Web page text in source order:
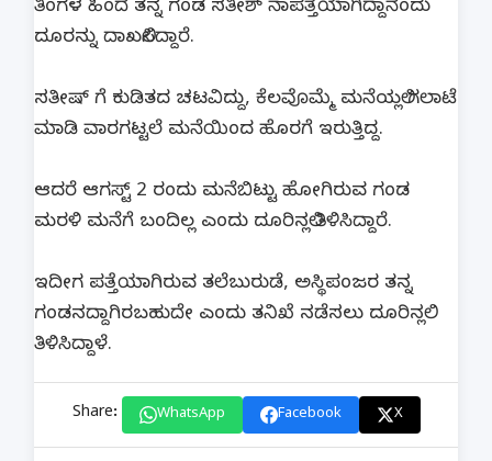
ತಿಂಗಳ ಹಿಂದೆ ತನ್ನ ಗಂಡ ಸತೀಶ್ ನಾಪತ್ತೆಯಾಗಿದ್ದಾನೆಂದು
ದೂರನ್ನು ದಾಖಲಿಸಿದ್ದಾರೆ‌.
ಸತೀಷ್ ಗೆ ಕುಡಿತದ ಚಟವಿದ್ದು, ಕೆಲವೊಮ್ಮೆ ಮನೆಯಲ್ಲಿ ಗಲಾಟೆ
ಮಾಡಿ ವಾರಗಟ್ಟಲೆ ಮನೆಯಿಂದ ಹೊರಗೆ ಇರುತ್ತಿದ್ದ.
ಆದರೆ ಆಗಸ್ಟ್ 2 ರಂದು ಮನೆಬಿಟ್ಟು ಹೋಗಿರುವ ಗಂಡ
ಮರಳಿ ಮನೆಗೆ ಬಂದಿಲ್ಲ ಎಂದು ದೂರಿನಲ್ಲಿ ತಿಳಿಸಿದ್ದಾರೆ.
ಇದೀಗ ಪತ್ತೆಯಾಗಿರುವ ತಲೆಬುರುಡೆ, ಅಸ್ಥಿಪಂಜರ ತನ್ನ
ಗಂಡನದ್ದಾಗಿರಬಹುದೇ ಎಂದು ತನಿಖೆ ನಡೆಸಲು ದೂರಿನಲ್ಲಿ
ತಿಳಿಸಿದ್ದಾಳೆ.
Share: WhatsApp Facebook X